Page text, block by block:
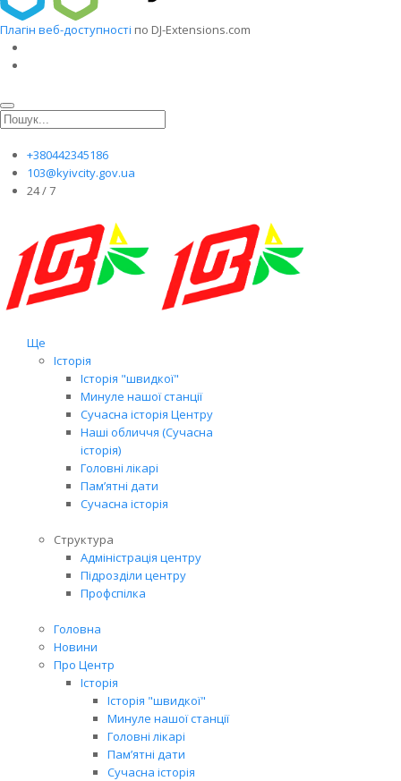
Плагін веб-доступності по DJ-Extensions.com
+380442345186
103@kyivcity.gov.ua
24 / 7
Ще
Історія
Історія "швидкої"
Минуле нашої станції
Сучасна історія Центру
Наші обличчя (Сучасна
історія)
Головні лікарі
Пам’ятні дати
Сучасна історія
Структура
Адміністрація центру
Підрозділи центру
Профспілка
Головна
Новини
Про Центр
Історія
Історія "швидкої"
Минуле нашої станції
Головні лікарі
Пам’ятні дати
Сучасна історія